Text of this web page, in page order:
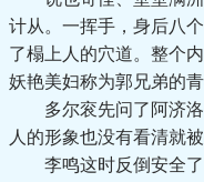
计从。一挥手，身后八
了榻上人的穴道。整个
妖艳美妇称为郭兄弟的
多尔衮先问了阿济洛
人的形象也没有看清就被
李鸣这时反倒安全了